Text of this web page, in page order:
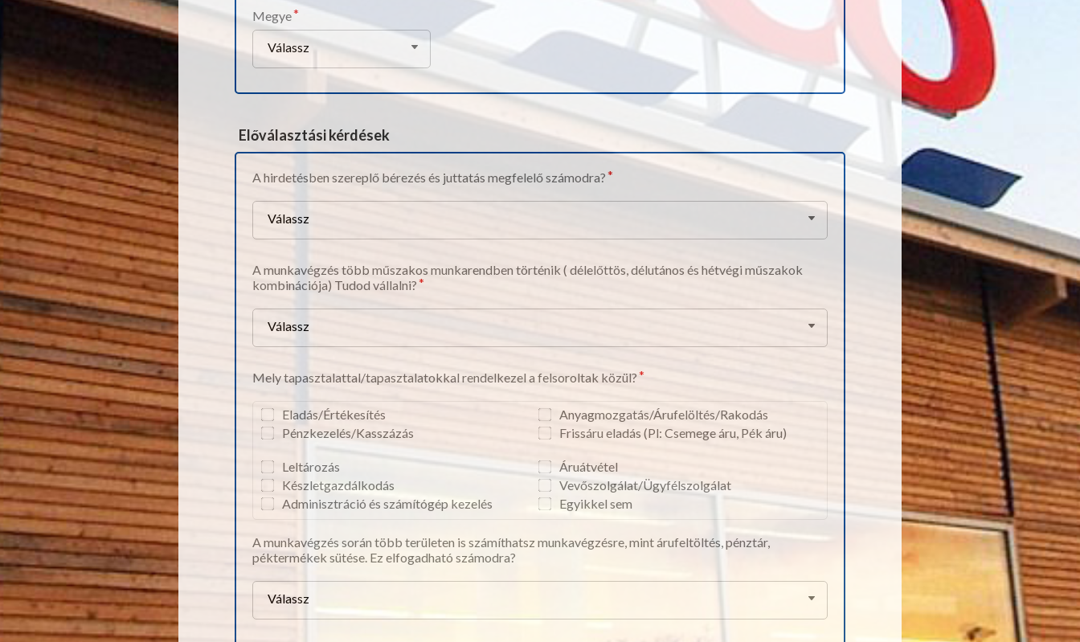
Megye
Válassz
Előválasztási kérdések
A hirdetésben szereplő bérezés és juttatás megfelelő számodra?
Válassz
A munkavégzés több műszakos munkarendben történik ( délelőttös, délutános és hétvégi műszakok
kombinációja) Tudod vállalni?
Válassz
Mely tapasztalattal/tapasztalatokkal rendelkezel a felsoroltak közül?
Eladás/Értékesítés
Anyagmozgatás/Árufelöltés/Rakodás
Pénzkezelés/Kasszázás
Frissáru eladás (Pl: Csemege áru, Pék áru)
Leltározás
Áruátvétel
Készletgazdálkodás
Vevőszolgálat/Ügyfélszolgálat
Adminisztráció és számítógép kezelés
Egyikkel sem
A munkavégzés során több területen is számíthatsz munkavégzésre, mint árufeltöltés, pénztár,
péktermékek sütése. Ez elfogadható számodra?
Válassz